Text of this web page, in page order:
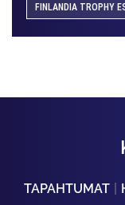
FINLANDIA TROPHY
TAPAHTUMAT